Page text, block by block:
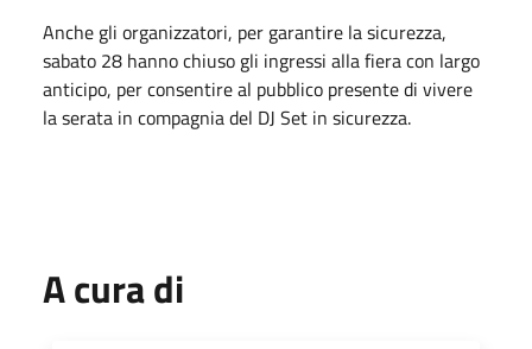
Anche gli organizzatori, per garantire la sicurezza,
sabato 28 hanno chiuso gli ingressi alla fiera con largo
anticipo, per consentire al pubblico presente di vivere
la serata in compagnia del DJ Set in sicurezza.
A cura di